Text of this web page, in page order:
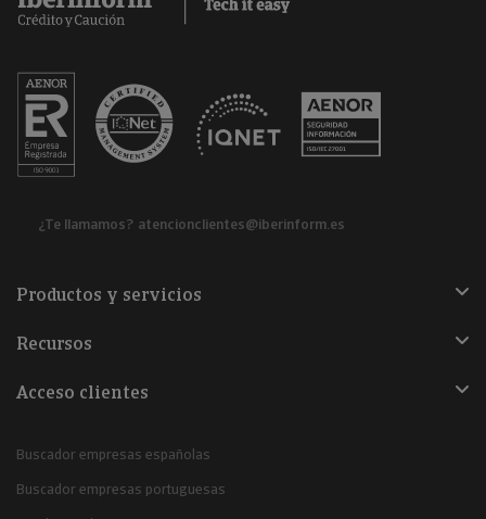
¿Te llamamos? atencionclientes@iberinform.es
Productos y servicios
Recursos
Acceso clientes
Buscador empresas españolas
Buscador empresas portuguesas